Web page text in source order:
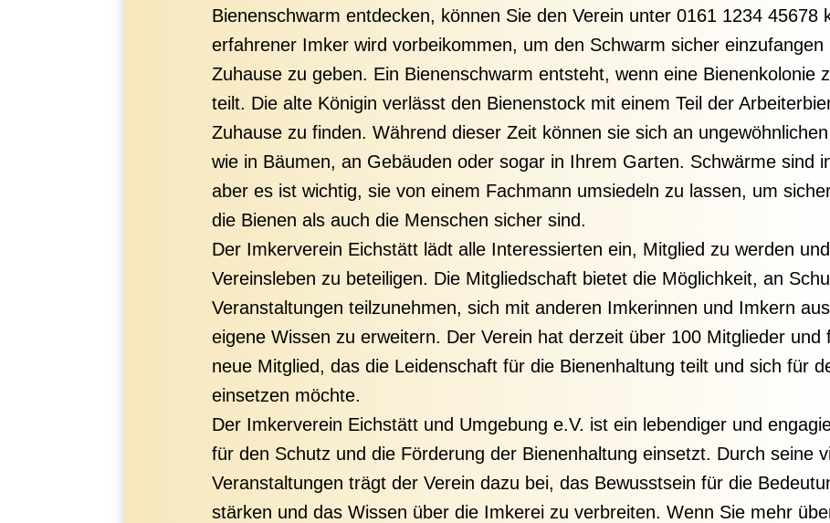
Bienenschwarm entdecken, können Sie den Verein unter 0161 1234 45678
erfahrener Imker wird vorbeikommen, um den Schwarm sicher
Zuhause zu geben. Ein Bienenschwarm entsteht, wenn eine Bienenkolonie
teilt. Die alte Königin verlässt den Bienenstock mit einem Teil der
Zuhause zu finden. Während dieser Zeit können sie sich an
wie in Bäumen, an Gebäuden oder sogar in Ihrem Garten. Schwärme sind
aber es ist wichtig, sie von einem Fachmann umsiedeln zu lassen, um
die Bienen als auch die Menschen sicher sind.
Der Imkerverein Eichstätt lädt alle Interessierten ein, Mitglied zu werden
Vereinsleben zu beteiligen. Die Mitgliedschaft bietet die Möglichkeit, an
Veranstaltungen teilzunehmen, sich mit anderen Imkerinnen und Imkern
eigene Wissen zu erweitern. Der Verein hat derzeit über 100 Mitglieder und
neue Mitglied, das die Leidenschaft für die Bienenhaltung teilt und sich für
einsetzen möchte.
Der Imkerverein Eichstätt und Umgebung e.V. ist ein lebendiger und
für den Schutz und die Förderung der Bienenhaltung einsetzt. Durch seine
Veranstaltungen trägt der Verein dazu bei, das Bewusstsein für die
stärken und das Wissen über die Imkerei zu verbreiten. Wenn Sie mehr